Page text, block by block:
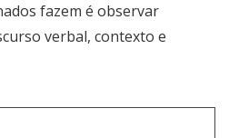
fazem é observar
verbal, contexto e